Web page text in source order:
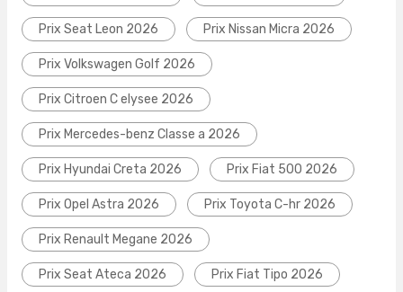
Prix Seat Leon 2026 Prix Nissan Micra 2026
Prix Volkswagen Golf 2026
Prix Citroen C elysee 2026
Prix Mercedes-benz Classe a 2026
Prix Hyundai Creta 2026 Prix Fiat 500 2026
Prix Opel Astra 2026 Prix Toyota C-hr 2026
Prix Renault Megane 2026
Prix Seat Ateca 2026 Prix Fiat Tipo 2026